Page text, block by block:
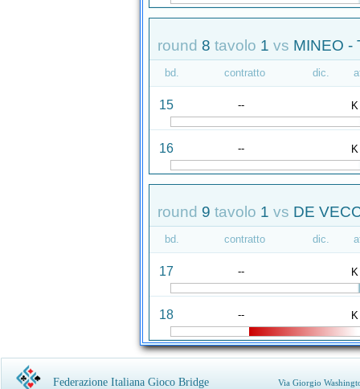
round 8 tavolo 1 vs MINEO -
bd. contratto dic.
15 -- K
16 -- K
round 9 tavolo 1 vs DE
bd. contratto dic.
17 -- K
18 -- K
Federazione Italiana Gioco Bridge Via Giorgio